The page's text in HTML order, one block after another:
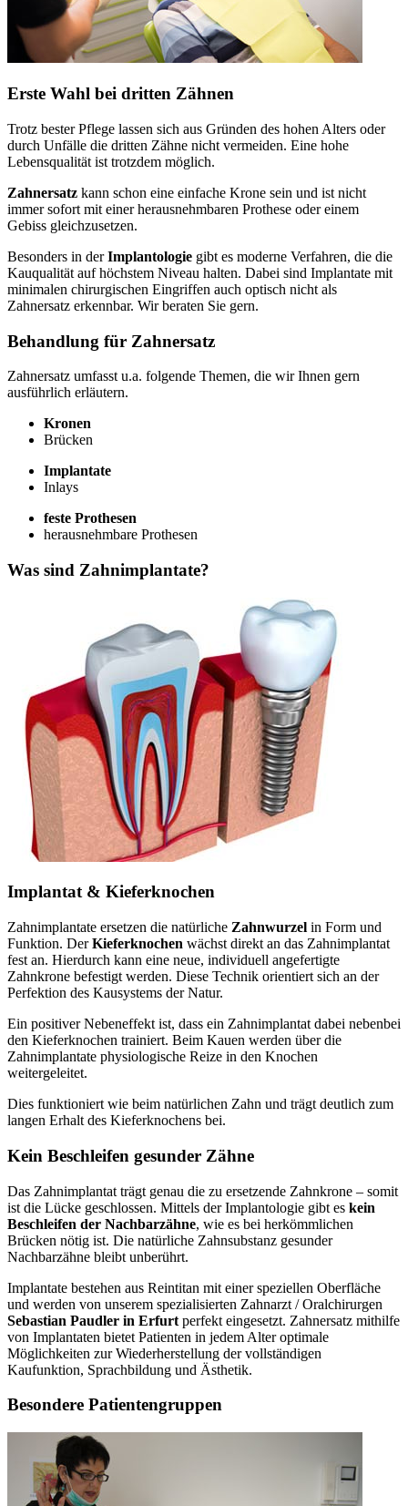
Erste Wahl bei dritten Zähnen
Trotz bester Pflege lassen sich aus Gründen des hohen Alters oder
durch Unfälle die dritten Zähne nicht vermeiden. Eine hohe
Lebensqualität ist trotzdem möglich.
Zahnersatz kann schon eine einfache Krone sein und ist nicht
immer sofort mit einer herausnehmbaren Prothese oder einem
Gebiss gleichzusetzen.
Besonders in derImplantologie gibt es moderne Verfahren, die die
Kauqualität auf höchstem Niveau halten. Dabei sind Implantate mit
minimalen chirurgischen Eingriffen auch optisch nicht als
Zahnersatz erkennbar. Wir beraten Sie gern.
Behandlung für Zahnersatz
Zahnersatz umfasst u.a. folgende Themen, die wir Ihnen gern
ausführlich erläutern.
Kronen
Brücken
Implantate
Inlays
feste Prothesen
herausnehmbare Prothesen
Was sind Zahnimplantate?
Implantat & Kieferknochen
Zahnimplantate ersetzen die natürliche Zahnwurzel in Form und
Funktion. DerKieferknochen wächst direkt an das Zahnimplantat
fest an. Hierdurch kann eine neue, individuell angefertigte
Zahnkrone befestigt werden. Diese Technik orientiert sich an der
Perfektion des Kausystems der Natur.
Ein positiver Nebeneffekt ist, dass ein Zahnimplantat dabei nebenbei
den Kieferknochen trainiert. Beim Kauen werden über die
Zahnimplantate physiologische Reize in den Knochen
weitergeleitet.
Dies funktioniert wie beim natürlichen Zahn und trägt deutlich zum
langen Erhalt des Kieferknochens bei.
Kein Beschleifen gesunder Zähne
Das Zahnimplantat trägt genau die zu ersetzende Zahnkrone – somit
ist die Lücke geschlossen. Mittels der Implantologie gibt es kein
Beschleifen der Nachbarzähne, wie es bei herkömmlichen
Brücken nötig ist. Die natürliche Zahnsubstanz gesunder
Nachbarzähne bleibt unberührt.
Implantate bestehen aus Reintitan mit einer speziellen Oberfläche
und werden von unserem spezialisierten Zahnarzt / Oralchirurgen
Sebastian Paudler in Erfurt perfekt eingesetzt. Zahnersatz mithilfe
von Implantaten bietet Patienten in jedem Alter optimale
Möglichkeiten zur Wiederherstellung der vollständigen
Kaufunktion, Sprachbildung und Ästhetik.
Besondere Patientengruppen